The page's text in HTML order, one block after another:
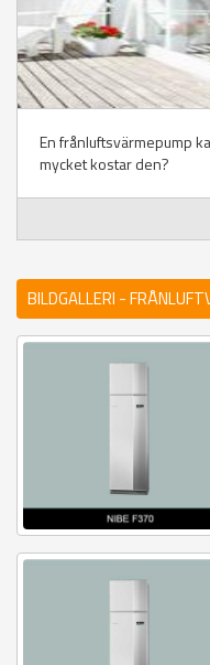
En frånluftsvärmepump
mycket kostar den?
BILDGALLERI -